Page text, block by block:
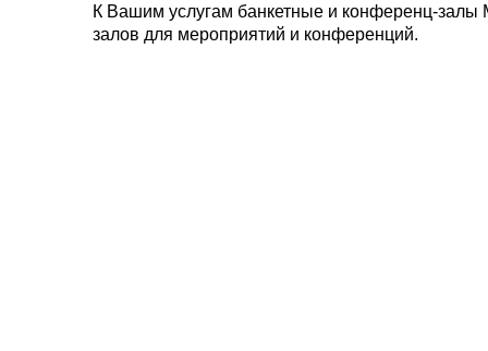
К Вашим услугам банкетные и конференц-залы
залов для мероприятий и конференций.